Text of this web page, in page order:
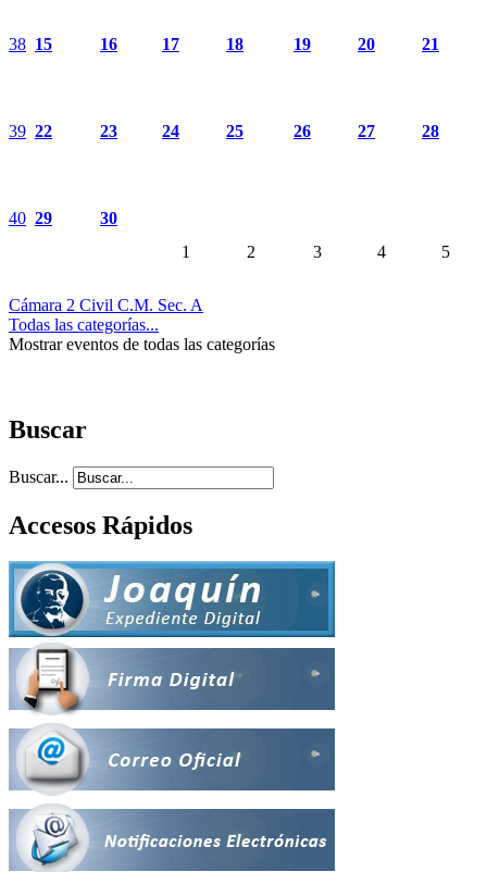
38 15 16 17 18 19 20 21
39 22 23 24 25 26 27 28
40 29
30
1
2 3 4 5
Cámara 2 Civil C.M. Sec. A
Todas las categorías...
Mostrar eventos de todas las categorías
Buscar
Buscar...
Accesos Rápidos